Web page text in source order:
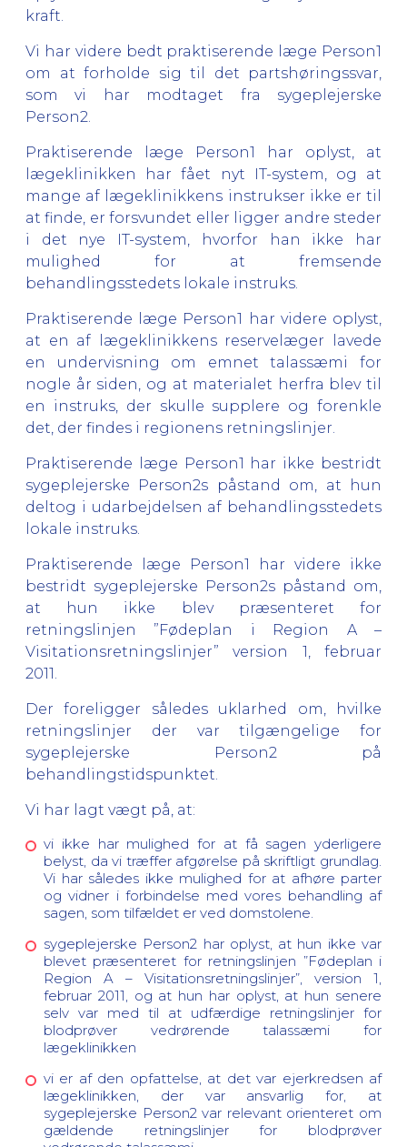
kraft.
Vi har videre bedt praktiserende læge Person1
om at forholde sig til det partshøringssvar,
som vi har modtaget fra sygeplejerske
Person2.
Praktiserende læge Person1 har oplyst, at
lægeklinikken har fået nyt IT-system, og at
mange af lægeklinikkens instrukser ikke er til
at finde, er forsvundet eller ligger andre steder
i det nye IT-system, hvorfor han ikke har
mulighed for at fremsende
behandlingsstedets lokale instruks.
Praktiserende læge Person1 har videre oplyst,
at en af lægeklinikkens reservelæger lavede
en undervisning om emnet talassæmi for
nogle år siden, og at materialet herfra blev til
en instruks, der skulle supplere og forenkle
det, der findes i regionens retningslinjer.
Praktiserende læge Person1 har ikke bestridt
sygeplejerske Person2s påstand om, at hun
deltog i udarbejdelsen af behandlingsstedets
lokale instruks.
Praktiserende læge Person1 har videre ikke
bestridt sygeplejerske Person2s påstand om,
at hun ikke blev præsenteret for
retningslinjen ”Fødeplan i Region A –
Visitationsretningslinjer” version 1, februar
2011.
Der foreligger således uklarhed om, hvilke
retningslinjer der var tilgængelige for
sygeplejerske Person2 på
behandlingstidspunktet.
Vi har lagt vægt på, at:
vi ikke har mulighed for at få sagen yderligere
belyst, da vi træffer afgørelse på skriftligt grundlag.
Vi har således ikke mulighed for at afhøre parter
og vidner i forbindelse med vores behandling af
sagen, som tilfældet er ved domstolene.
sygeplejerske Person2 har oplyst, at hun ikke var
blevet præsenteret for retningslinjen ”Fødeplan i
Region A – Visitationsretningslinjer”, version 1,
februar 2011, og at hun har oplyst, at hun senere
selv var med til at udfærdige retningslinjer for
blodprøver vedrørende talassæmi for
lægeklinikken
vi er af den opfattelse, at det var ejerkredsen af
lægeklinikken, der var ansvarlig for, at
sygeplejerske Person2 var relevant orienteret om
gældende retningslinjer for blodprøver